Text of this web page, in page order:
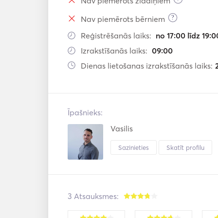
Nav piemērots bērniem ?
Reģistrēšanās laiks: no 17:00 līdz
Izrakstīšanās laiks: 09:00
Dienas lietošanas izrakstīšanās laiks:
Īpašnieks:
Vasilis
Sazinieties Skatīt profilu
3 Atsauksmes: